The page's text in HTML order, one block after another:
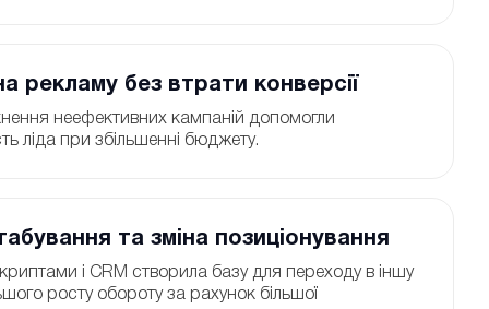
рекламу без втрати конверсії
неефективних кампаній допомогли
ліда при збільшенні бюджету.
та зміна позиціонування
і CRM створила базу для переходу в іншу
росту обороту за рахунок більшої